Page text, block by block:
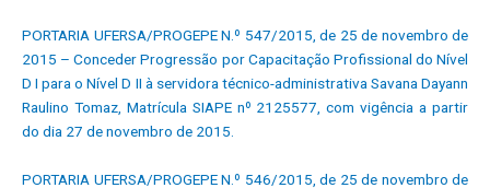
PORTARIA UFERSA/PROGEPE N.º 547/2015, de 25 de novembro de
2015 – Conceder Progressão por Capacitação Profissional do Nível
D I para o Nível D II à servidora técnico-administrativa Savana Dayann
Raulino Tomaz, Matrícula SIAPE nº 2125577, com vigência a partir
do dia 27 de novembro de 2015.
PORTARIA UFERSA/PROGEPE N.º 546/2015, de 25 de novembro de